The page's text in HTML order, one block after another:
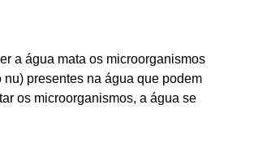
a água mata os microorganismos
presentes na água que podem
os microorganismos, a água se